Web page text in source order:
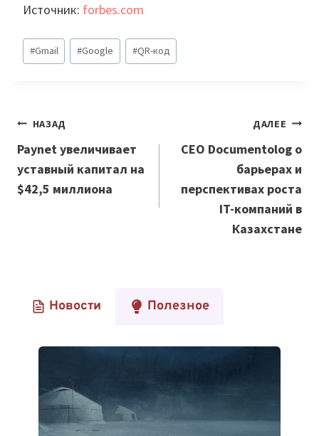
Источник: forbes.com
Метки
записи:
#Gmail #Google #QR-код
Навигация
по
записям
НАЗАД
Paynet увеличивает
уставный капитал на
$42,5 миллиона
ДАЛЕЕ
CEO Documentolog о
барьерах и
перспективах роста
IT-компаний в
Казахстане
Новости Полезное